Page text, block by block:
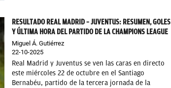
RESULTADO REAL MADRID – JUVENTUS: RESUMEN, GOLES
Y ÚLTIMA HORA DEL PARTIDO DE LA CHAMPIONS LEAGUE
Miguel Á. Gutiérrez
22-10-2025
Real Madrid y Juventus se ven las caras en directo
este miércoles 22 de octubre en el Santiago
Bernabéu, partido de la tercera jornada de la